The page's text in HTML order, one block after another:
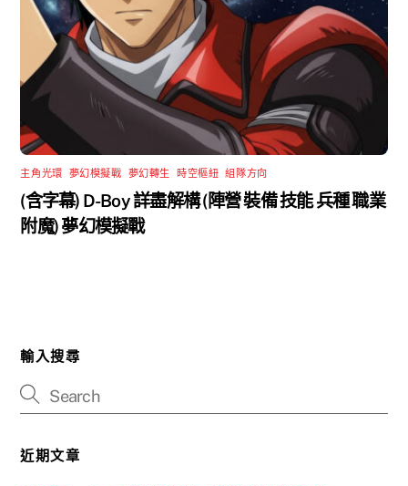
主角光環 夢幻模擬戰 夢幻轉生 時空樞紐 ,組隊方向
(含字幕) D-Boy 詳盡解構 (陣營 裝備 技能 兵種 職業
附魔) 夢幻模擬戰
輸入搜尋
近期文章